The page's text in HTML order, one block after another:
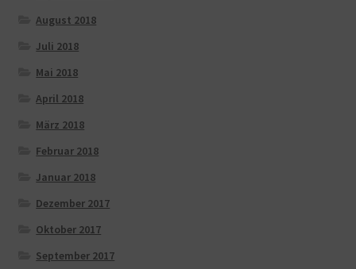
August 2018
Juli 2018
Mai 2018
April 2018
März 2018
Februar 2018
Januar 2018
Dezember 2017
Oktober 2017
September 2017